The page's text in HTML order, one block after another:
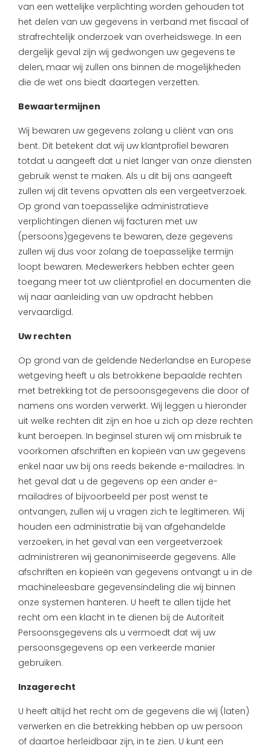
van een wettelijke verplichting worden gehouden tot
het delen van uw gegevens in verband met fiscaal of
strafrechtelijk onderzoek van overheidswege. In een
dergelijk geval zijn wij gedwongen uw gegevens te
delen, maar wij zullen ons binnen de mogelijkheden
die de wet ons biedt daartegen verzetten.
Bewaartermijnen
Wij bewaren uw gegevens zolang u cliënt van ons
bent. Dit betekent dat wij uw klantprofiel bewaren
totdat u aangeeft dat u niet langer van onze diensten
gebruik wenst te maken. Als u dit bij ons aangeeft
zullen wij dit tevens opvatten als een vergeetverzoek.
Op grond van toepasselijke administratieve
verplichtingen dienen wij facturen met uw
(persoons)gegevens te bewaren, deze gegevens
zullen wij dus voor zolang de toepasselijke termijn
loopt bewaren. Medewerkers hebben echter geen
toegang meer tot uw cliëntprofiel en documenten die
wij naar aanleiding van uw opdracht hebben
vervaardigd.
Uw rechten
Op grond van de geldende Nederlandse en Europese
wetgeving heeft u als betrokkene bepaalde rechten
met betrekking tot de persoonsgegevens die door of
namens ons worden verwerkt. Wij leggen u hieronder
uit welke rechten dit zijn en hoe u zich op deze rechten
kunt beroepen. In beginsel sturen wij om misbruik te
voorkomen afschriften en kopieën van uw gegevens
enkel naar uw bij ons reeds bekende e-mailadres. In
het geval dat u de gegevens op een ander e-
mailadres of bijvoorbeeld per post wenst te
ontvangen, zullen wij u vragen zich te legitimeren. Wij
houden een administratie bij van afgehandelde
verzoeken, in het geval van een vergeetverzoek
administreren wij geanonimiseerde gegevens. Alle
afschriften en kopieën van gegevens ontvangt u in de
machineleesbare gegevensindeling die wij binnen
onze systemen hanteren. U heeft te allen tijde het
recht om een klacht in te dienen bij de Autoriteit
Persoonsgegevens als u vermoedt dat wij uw
persoonsgegevens op een verkeerde manier
gebruiken.
Inzagerecht
U heeft altijd het recht om de gegevens die wij (laten)
verwerken en die betrekking hebben op uw persoon
of daartoe herleidbaar zijn, in te zien. U kunt een